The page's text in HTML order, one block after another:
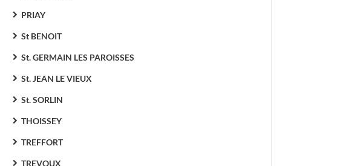
PRIAY
St BENOIT
St. GERMAIN LES PAROISSES
St. JEAN LE VIEUX
St. SORLIN
THOISSEY
TREFFORT
TREVOUX